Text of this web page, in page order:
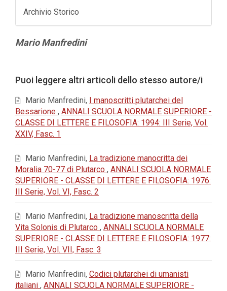
Archivio Storico
Contenuto
Mario Manfredini
dell'articolo
Puoi leggere altri articoli dello stesso autore/i
Mario Manfredini, I manoscritti plutarchei del
Bessarione , ANNALI SCUOLA NORMALE SUPERIORE -
CLASSE DI LETTERE E FILOSOFIA: 1994: III Serie, Vol.
XXIV, Fasc. 1
Mario Manfredini, La tradizione manocritta dei
Moralia 70-77 di Plutarco , ANNALI SCUOLA NORMALE
SUPERIORE - CLASSE DI LETTERE E FILOSOFIA: 1976:
III Serie, Vol. VI, Fasc. 2
Mario Manfredini, La tradizione manoscritta della
Vita Solonis di Plutarco , ANNALI SCUOLA NORMALE
SUPERIORE - CLASSE DI LETTERE E FILOSOFIA: 1977:
III Serie, Vol. VII, Fasc. 3
Mario Manfredini, Codici plutarchei di umanisti
italiani , ANNALI SCUOLA NORMALE SUPERIORE -